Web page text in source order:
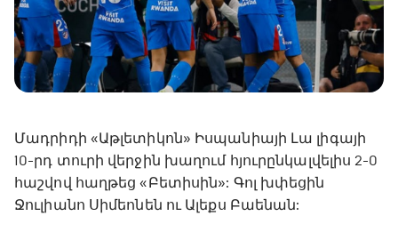
Մադրիդի «Աթլետիկոն» Իսպանիայի Լա լիգայի
10-րդ տուրի վերջին խաղում հյուրընկալվելիս 2-0
հաշվով հաղթեց «Բետիսին»: Գոլ խփեցին
Ջուլիանո Սիմեոնեն ու Ալեքս Բաենան: